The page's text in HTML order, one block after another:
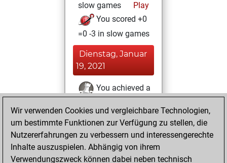
slow games
Play
You scored +0
=0 -3 in slow games
Dienstag, Januar
19, 2021
You achieved a
Fritz
You
achieved a new Elo
of 1605
Wir verwenden Cookies und vergleichbare Technologien,
um bestimmte Funktionen zur Verfügung zu stellen, die
Nutzererfahrungen zu verbessern und interessengerechte
Inhalte auszuspielen. Abhängig von ihrem
Verwendungszweck können dabei neben technisch